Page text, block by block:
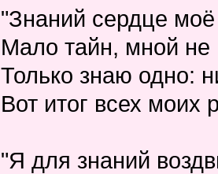
"Знаний сердце
Мало тайн, мной не
Только знаю одно:
Вот итог всех моих
"Я для знаний